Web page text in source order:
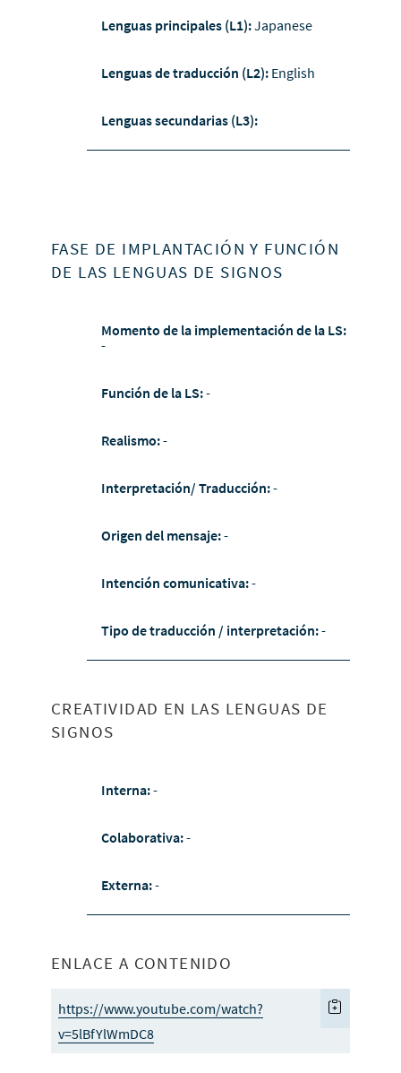
Lenguas principales (L1):Japanese
Lenguas de traducción (L2): English
Lenguas secundarias (L3):
FASE DE IMPLANTACIÓN Y FUNCIÓN
DE LAS LENGUAS DE SIGNOS
Momento de la implementación de la LS:
-
Función de la LS:-
Realismo:-
Interpretación/ Traducción:-
Origen del mensaje:-
Intención comunicativa:-
Tipo de traducción / interpretación:-
CREATIVIDAD EN LAS LENGUAS DE
SIGNOS
Interna:-
Colaborativa:-
Externa:-
ENLACE A CONTENIDO
https://www.youtube.com/watch?
v=5lBfYlWmDC8